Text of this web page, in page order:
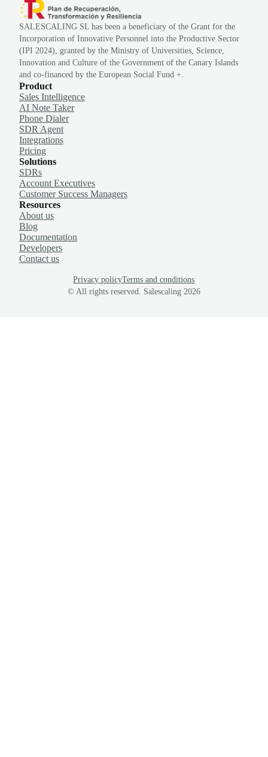
SALESCALING SL has been a beneficiary of the Grant for the
Incorporation of Innovative Personnel into the Productive Sector
(IPI 2024), granted by the Ministry of Universities, Science,
Innovation and Culture of the Government of the Canary Islands
and co-financed by the European Social Fund +.
Product
Sales Intelligence
AI Note Taker
Phone Dialer
SDR Agent
Integrations
Pricing
Solutions
SDRs
Account Executives
Customer Success Managers
Resources
About us
Blog
Documentation
Developers
Contact us
© All rights reserved. Salescaling 2026
Privacy policyTerms and conditions